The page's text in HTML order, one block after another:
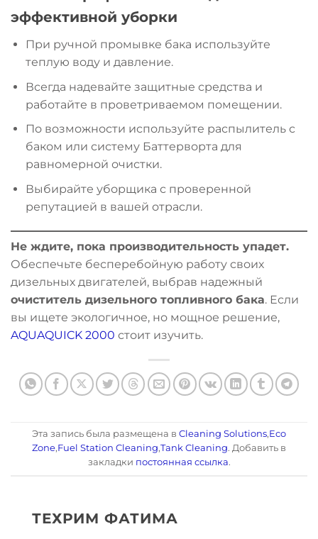
эффективной уборки
При ручной промывке бака используйте
теплую воду и давление.
Всегда надевайте защитные средства и
работайте в проветриваемом помещении.
По возможности используйте распылитель с
баком или систему Баттерворта для
равномерной очистки.
Выбирайте уборщика с проверенной
репутацией в вашей отрасли.
Не ждите, пока производительность упадет.
Обеспечьте бесперебойную работу своих
дизельных двигателей, выбрав надежный
очиститель дизельного топливного бака. Если
вы ищете экологичное, но мощное решение,
AQUAQUICK 2000 стоит изучить.
Эта запись была размещена в Cleaning Solutions,Eco
Zone,Fuel Station Cleaning,Tank Cleaning. Добавить в
закладки постоянная ссылка.
ТЕХРИМ ФАТИМА